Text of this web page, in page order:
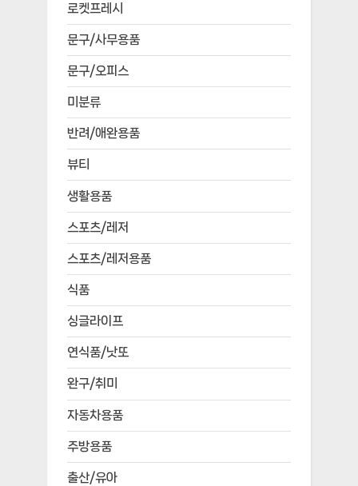
로켓프레시
문구/사무용품
문구/오피스
미분류
반려/애완용품
뷰티
생활용품
스포츠/레저
스포츠/레저용품
식품
싱글라이프
연식품/낫또
완구/취미
자동차용품
주방용품
출산/유아